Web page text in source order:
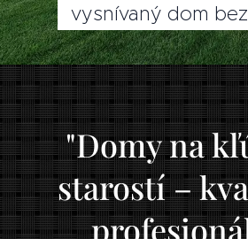
vysnívaný dom
"Domy na
starostí –